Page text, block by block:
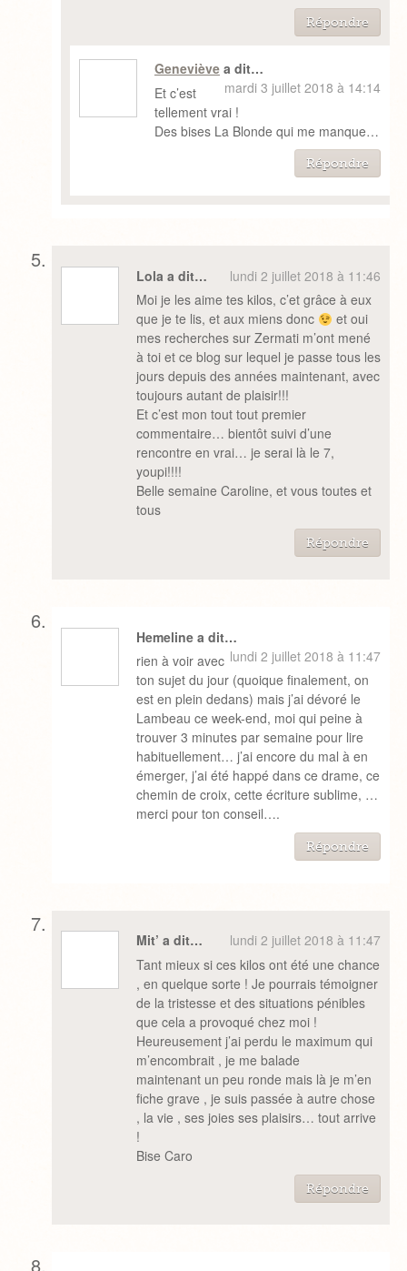
Répondre
Genevièvea dit…
mardi 3 juillet 2018 à 14:14
Et c’est
tellement vrai !
Des bises La Blonde qui me manque…
Répondre
Lola a dit…
lundi 2 juillet 2018 à 11:46
Moi je les aime tes kilos, c’et grâce à eux
que je te lis, et aux miens donc
et oui
mes recherches sur Zermati m’ont mené
à toi et ce blog sur lequel je passe tous les
jours depuis des années maintenant, avec
toujours autant de plaisir!!!
Et c’est mon tout tout premier
commentaire… bientôt suivi d’une
rencontre en vrai… je serai là le 7,
youpi!!!!
Belle semaine Caroline, et vous toutes et
tous
Répondre
Hemeline a dit…
lundi 2 juillet 2018 à 11:47
rien à voir avec
ton sujet du jour (quoique finalement, on
est en plein dedans) mais j’ai dévoré le
Lambeau ce week-end, moi qui peine à
trouver 3 minutes par semaine pour lire
habituellement… j’ai encore du mal à en
émerger, j’ai été happé dans ce drame, ce
chemin de croix, cette écriture sublime, …
merci pour ton conseil….
Répondre
Mit’ a dit…
lundi 2 juillet 2018 à 11:47
Tant mieux si ces kilos ont été une chance
, en quelque sorte ! Je pourrais témoigner
de la tristesse et des situations pénibles
que cela a provoqué chez moi !
Heureusement j’ai perdu le maximum qui
m’encombrait , je me balade
maintenant un peu ronde mais là je m’en
fiche grave , je suis passée à autre chose
, la vie , ses joies ses plaisirs… tout arrive
!
Bise Caro
Répondre